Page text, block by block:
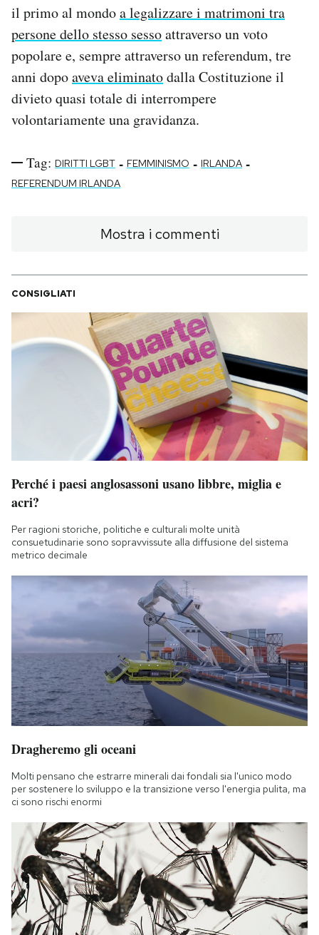
il primo al mondoa legalizzare i matrimoni tra
persone dello stesso sessoattraverso un voto
popolare e, sempre attraverso un referendum, tre
anni dopoaveva eliminatodalla Costituzione il
divieto quasi totale di interrompere
volontariamente una gravidanza.
Tag: DIRITTI LGBT - FEMMINISMO - IRLANDA -
REFERENDUM IRLANDA
Mostra i commenti
CONSIGLIATI
Perché i paesi anglosassoni usano libbre, miglia e
acri?
Per ragioni storiche, politiche e culturali molte unità
consuetudinarie sono sopravvissute alla diffusione del sistema
metrico decimale
Dragheremo gli oceani
Molti pensano che estrarre minerali dai fondali sia l'unico modo
per sostenere lo sviluppo e la transizione verso l'energia pulita, ma
ci sono rischi enormi